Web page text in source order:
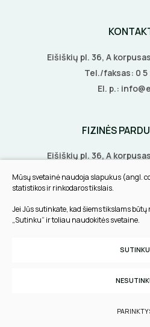
Eišiškių pl. 36, A
Tel./faksas: 0
El. p.:
FIZINĖS
Eišiškių pl. 36, A
Biruliškių g. 8, LT-
Tilžės g. 60, LT-
Privatumo
Sukurta:
Mūsų svetainė naudoja slapukus (angl.
statistikos ir rinkodaros tikslais.
Jei Jūs sutinkate, kad šiems tikslams
„Sutinku“ ir toliau naudokitės svetaine.
SUTINKU